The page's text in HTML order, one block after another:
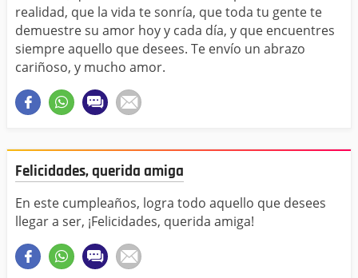
realidad, que la vida te sonría, que toda tu gente te
demuestre su amor hoy y cada día, y que encuentres
siempre aquello que desees. Te envío un abrazo
cariñoso, y mucho amor.
Felicidades, querida amiga
En este cumpleaños, logra todo aquello que desees
llegar a ser, ¡Felicidades, querida amiga!